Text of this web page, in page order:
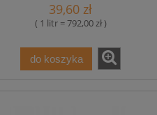
39,60 zł
( 1 litr = 792,00 zł )
do koszyka